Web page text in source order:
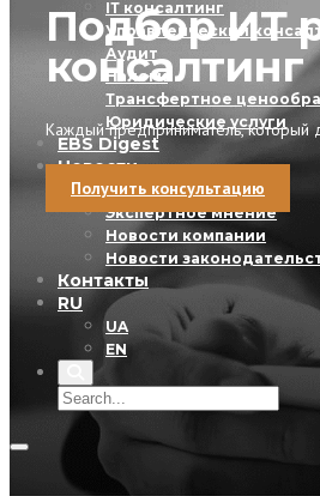
ІТ консалтинг
Управленческий
Аудит
Налоги
Трансфертное
Юридические услуги
EBS Digest
Новости
Мероприятия
Экспертное мнение
Новости компании
Новости
Контакты
RU
UA
EN
Подбор ИТ
консалтинг
Каждый предприниматель, который
Получить консультацию